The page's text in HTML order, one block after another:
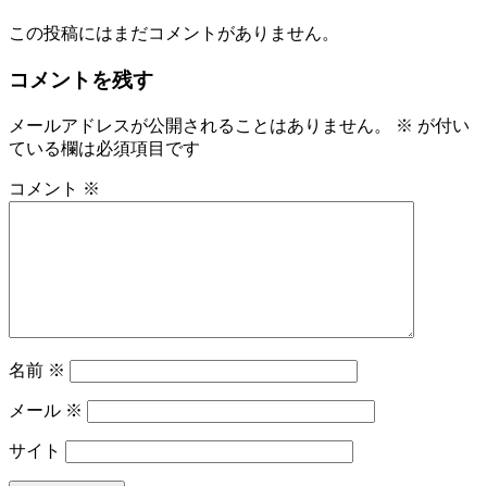
この投稿にはまだコメントがありません。
コメントを残す
メールアドレスが公開されることはありません。 ※ が付い
ている欄は必須項目です
コメント ※
名前 ※
メール ※
サイト